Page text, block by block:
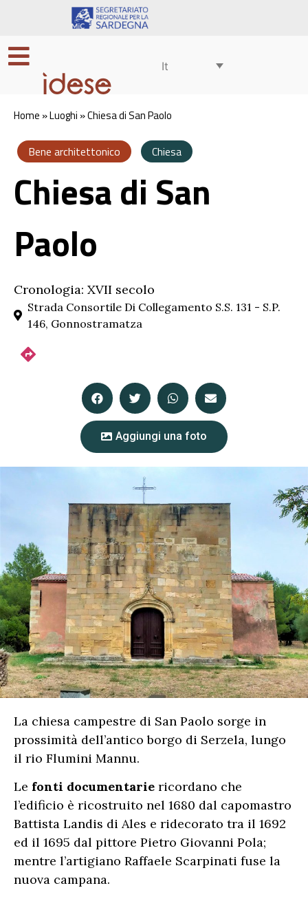
It
Home »Luoghi »Chiesa di San Paolo
Bene architettonico Chiesa
Chiesa di San
Paolo
Cronologia: XVII secolo
Strada Consortile Di Collegamento S.s. 131 - S.p.
146, Gonnostramatza
Aggiungi una foto
La chiesa campestre di San Paolo sorge in
prossimità dell’antico borgo di Serzela, lungo
il rio Flumini Mannu.
Le fonti documentarie ricordano che
l’edificio è ricostruito nel 1680 dal capomastro
Battista Landis di Ales e ridecorato tra il 1692
ed il 1695 dal pittore Pietro Giovanni Pola;
mentre l’artigiano Raffaele Scarpinati fuse la
nuova campana.